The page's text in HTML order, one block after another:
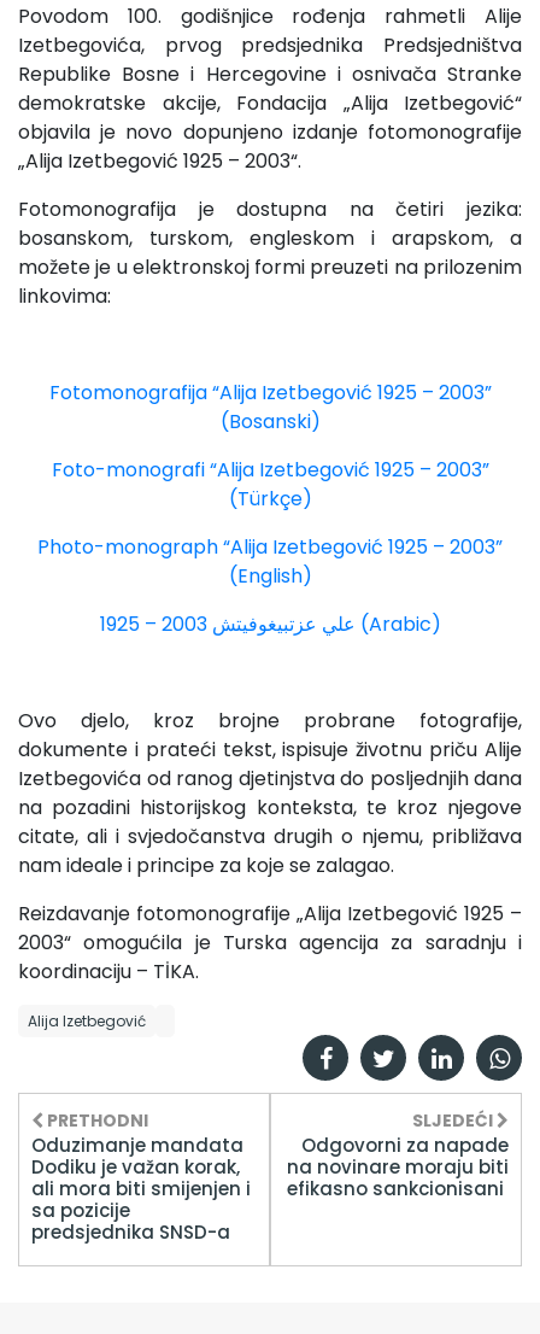
Povodom 100. godišnjice rođenja rahmetli Alije
Izetbegovića, prvog predsjednika Predsjedništva
Republike Bosne i Hercegovine i osnivača Stranke
demokratske akcije, Fondacija „Alija Izetbegović“
objavila je novo dopunjeno izdanje fotomonografije
„Alija Izetbegović 1925 – 2003“.
Fotomonografija je dostupna na četiri jezika:
bosanskom, turskom, engleskom i arapskom, a
možete je u elektronskoj formi preuzeti na prilozenim
linkovima:
Fotomonografija “Alija Izetbegović 1925 – 2003”
(Bosanski)
Foto-monografi “Alija Izetbegović 1925 – 2003”
(Türkçe)
Photo-monograph “Alija Izetbegović 1925 – 2003”
(English)
1925 – 2003 علي عزتبيغوفيتش (Arabic)
Ovo djelo, kroz brojne probrane fotografije,
dokumente i prateći tekst, ispisuje životnu priču Alije
Izetbegovića od ranog djetinjstva do posljednjih dana
na pozadini historijskog konteksta, te kroz njegove
citate, ali i svjedočanstva drugih o njemu, približava
nam ideale i principe za koje se zalagao.
Reizdavanje fotomonografije „Alija Izetbegović 1925 –
2003“ omogućila je Turska agencija za saradnju i
koordinaciju – TİKA.
Alija Izetbegović
PRETHODNI
Oduzimanje mandata
Dodiku je važan korak,
ali mora biti smijenjen i
sa pozicije
predsjednika SNSD-a
SLJEDEĆI
Odgovorni za napade
na novinare moraju biti
efikasno sankcionisani